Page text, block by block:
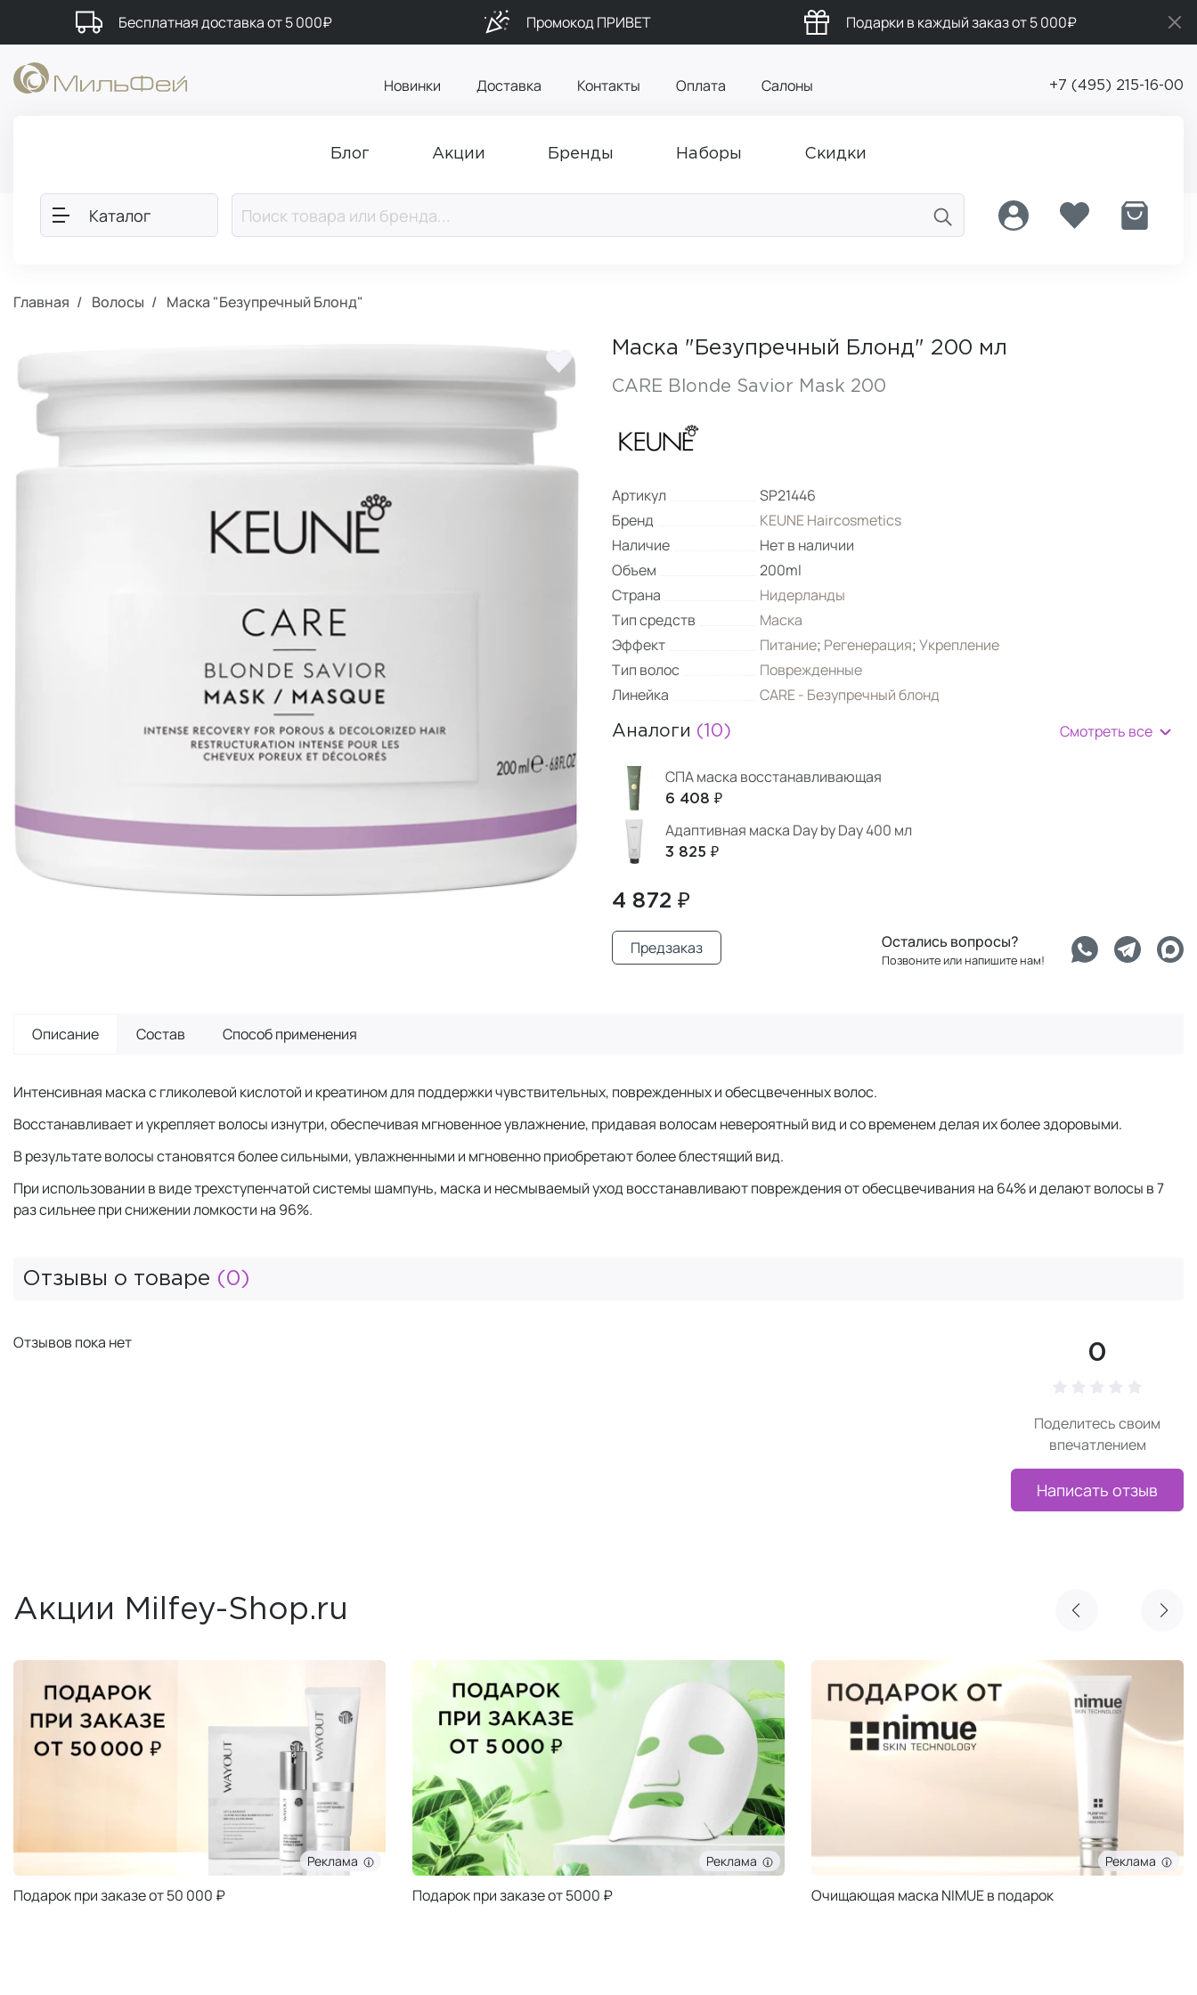
Бесплатная доставка от 5 000₽ Промокод ПРИВЕТ Подарки в каждый заказ от 5 000₽
Новинки Доставка Контакты Оплата Салоны +7 (495) 215-16-00
Блог Акции Бренды Наборы Скидки
Каталог
Главная Волосы Маска "Безупречный Блонд"
Маска "Безупречный Блонд" 200 мл
CARE Blonde Savior Mask 200
Артикул
SP21446
Бренд
KEUNE Haircosmetics
Наличие
Нет в наличии
Объем
200ml
Страна
Нидерланды
Тип средств
Маска
Эффект
Питание; Регенерация;Укрепление
Тип волос
Поврежденные
Линейка
CARE - Безупречный блонд
Аналоги (10) Смотреть все
СПА маска восстанавливающая
6 408 ₽
Адаптивная маска Day by Day 400 мл
3 825 ₽
4 872 ₽
Предзаказ Остались вопросы?
Позвоните или напишите нам!
Описание Состав Способ применения
Интенсивная маска с гликолевой кислотой и креатином для поддержки чувствительных, поврежденных и обесцвеченных волос.
Восстанавливает и укрепляет волосы изнутри, обеспечивая мгновенное увлажнение, придавая волосам невероятный вид и со временем делая их более здоровыми.
В результате волосы становятся более сильными, увлажненными и мгновенно приобретают более блестящий вид.
При использовании в виде трехступенчатой системы шампунь, маска и несмываемый уход восстанавливают повреждения от обесцвечивания на 64% и делают волосы в 7
раз сильнее при снижении ломкости на 96%.
Отзывы о товаре (0)
0
Поделитесь своим
впечатлением
Написать отзыв
Отзывов пока нет
Акции Milfey-Shop.ru
Реклама
Подарок при заказе от 50 000 ₽
Реклама
Подарок при заказе от 5000 ₽
Реклама
Очищающая маска NIMUE в подарок